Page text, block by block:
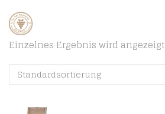
Einzelnes Ergebnis wird angezeigt
Standardsortierung